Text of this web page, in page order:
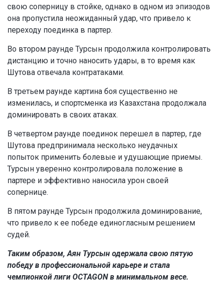
свою соперницу в стойке, однако в одном из эпизодов
она пропустила неожиданный удар, что привело к
переходу поединка в партер.
Во втором раунде Турсын продолжила контролировать
дистанцию и точно наносить удары, в то время как
Шутова отвечала контратаками.
В третьем раунде картина боя существенно не
изменилась, и спортсменка из Казахстана продолжала
доминировать в своих атаках.
В четвертом раунде поединок перешел в партер, где
Шутова предпринимала несколько неудачных
попыток применить болевые и удушающие приемы.
Турсын уверенно контролировала положение в
партере и эффективно наносила урон своей
сопернице.
В пятом раунде Турсын продолжила доминирование,
что привело к ее победе единогласным решением
судей.
Таким образом, Аян Турсын одержала свою пятую
победу в профессиональной карьере и стала
чемпионкой лиги OCTAGON в минимальном весе.